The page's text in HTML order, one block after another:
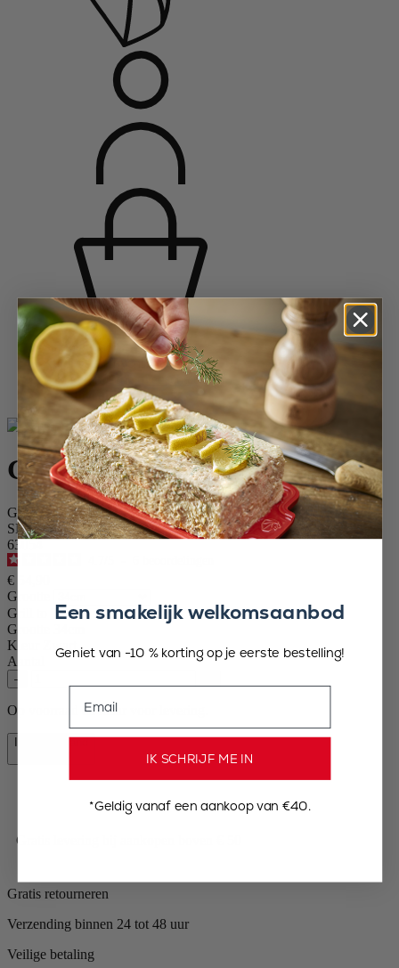
Startpagina
Keramische ovenschalen
Alle keramische ovenschalen
Grill to Table
Grill to Table
GRILL TO TABLE, Pizzaplaat, Zwart, 34 cm
SKU
63054
€ 54,90
Grootte
Grill to Table
Grootte
Kleur
Zwart
Aantal
–
Op voorraad en klaar voor levering.
Gratis levering bij aankopen boven € 50
Gratis retourneren
Verzending binnen 24 tot 48 uur
Veilige betaling
Een smakelijk welkomsaanbod
Geniet van -10 % korting op je eerste bestelling!
IK SCHRIJF ME IN
*Geldig vanaf een aankoop van €40.